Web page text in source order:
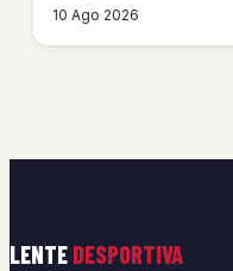
10 Ago 2026
LENTE DESPORTIVA